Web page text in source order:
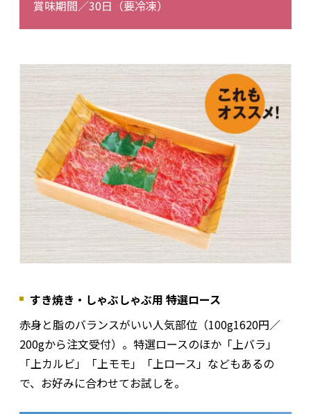
賞味期間／30日（要冷凍）
すき焼き・しゃぶしゃぶ用 特選ロース
赤身と脂のバランスがいい人気部位（100g1620円／
200gから注文受付）。特選ロースのほか「上バラ」
「上カルビ」「上モモ」「上ロース」などもあるの
で、お好みに合わせてお試しを。